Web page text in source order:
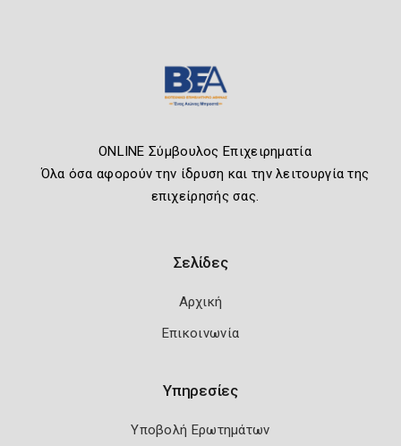
ONLINE Σύμβουλος Επιχειρηματία
Όλα όσα αφορούν την ίδρυση και την λειτουργία της
επιχείρησής σας.
Σελίδες
Αρχική
Επικοινωνία
Υπηρεσίες
Υποβολή Ερωτημάτων